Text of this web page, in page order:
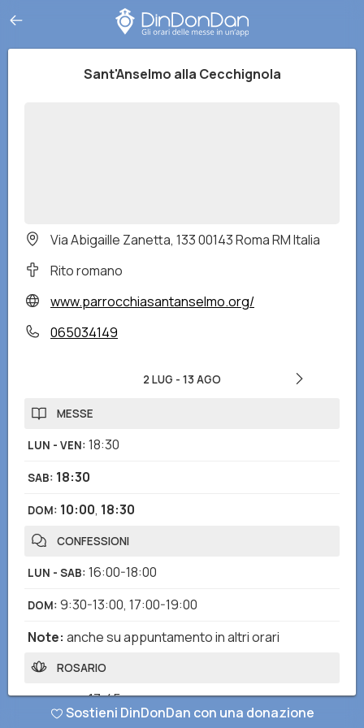
Sant'Anselmo alla Cecchignola
Via Abigaille Zanetta, 133 00143 Roma RM Italia
Rito romano
www.parrocchiasantanselmo.org/
065034149
2 LUG - 13 AGO
MESSE
LUN - VEN: 18:30
SAB: 18:30
DOM: 10:00, 18:30
CONFESSIONI
LUN - SAB: 16:00-18:00
DOM: 9:30-13:00, 17:00-19:00
Note: anche su appuntamento in altri orari
ROSARIO
LUN - VEN:17:45
Sostieni DinDonDan con una donazione